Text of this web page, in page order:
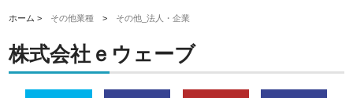
ホーム > その他業種 > その他_法人・企業
株式会社ｅウェーブ